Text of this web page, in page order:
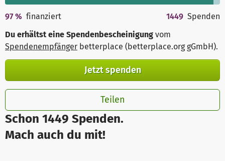
Schon 1449 Spenden.
Mach auch du mit!
97% finanziert 1449 Spenden
Du erhältst eine Spendenbescheinigung vom
Spendenempfänger betterplace (betterplace.org gGmbH).
Jetzt spenden
Teilen